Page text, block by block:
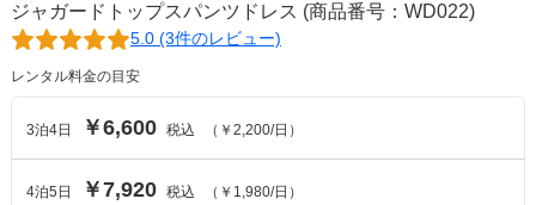
ジャガードトップスパンツドレス (商品番号：WD022)
5.0 (3件のレビュー)
レンタル料金の目安
3泊4日 ￥6,600 税込 （ ￥2,200/日）
4泊5 日 ￥7,920 税込 （ ￥1,980/日）